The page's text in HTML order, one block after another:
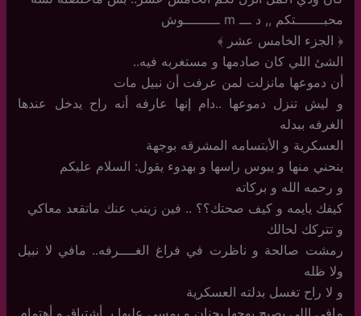
محبـــــــتكم ,, د ـــ m ـــــــــوش
﴿ الجزء الخامس عشر ﴾
الشئ اللي كان صادمها و مستغربه فيه..
أن دموعها مانزلت لمن عرفت أن نبيل مات
و ليش تنزل دموعها ..دام إنها عارفه أنه راح يدخل عندها
الغرفه ببدله
العسكرية و الأبتسامه المشرقه بوجهة
ينحني منها و يبوس راسها و بهدوء يقول: السلام عليكم
و رحمه الله و بركاته
كيفك يايمه و كيف صحتك؟؟ .. فين زينب عنك ماتقعد معاكي
و تتركك لحالك
رمشت صالحة و ناظرت في فراغ الغــــرفه.. مافي لا نبيل
ولا ظله
و لا راح تغسل بدلته العسكرية
مافي إللي يصبح بوجها بحنان و يمسي عليها بـ أشتياق و أهتمام